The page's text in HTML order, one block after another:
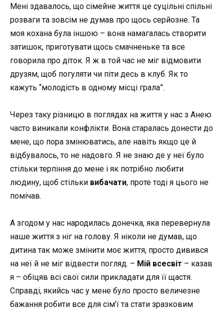
Мені здавалось, що сімейне життя це суцільні спільні
розваги та зовсім не думав про щось серйозне. Та
моя кохана була іншою – вона намагалась створити
затишок, приготувати щось смачненьке та все
говорила про діток. Я ж в той час не міг відмовити
друзям, щоб погуляти чи піти десь в клуб. Як то
кажуть “молодість в одному місці грала”.
Через таку різницю в поглядах на життя у нас з Анею
часто виникали конфлікти. Вона старалась донести до
мене, що пора змінюватись, але навіть якщо це й
відбувалось, то не надовго. Я не знаю де у неї було
стільки терпіння до мене і як потрібно любити
людину, щоб стільки вибачати, проте тоді я цього не
помічав.
А згодом у нас народилась донечка, яка перевернула
наше життя з ніг на голову. Я ніколи не думав, що
дитина так може змінити моє життя, просто дивився
на неї й не міг відвести погляд. – Мій всесвіт – казав
я – обіцяв всі свої сили прикладати для її щастя.
Справді, якийсь час у мене було просто величезне
бажання робити все для сім’ї та стати зразковим